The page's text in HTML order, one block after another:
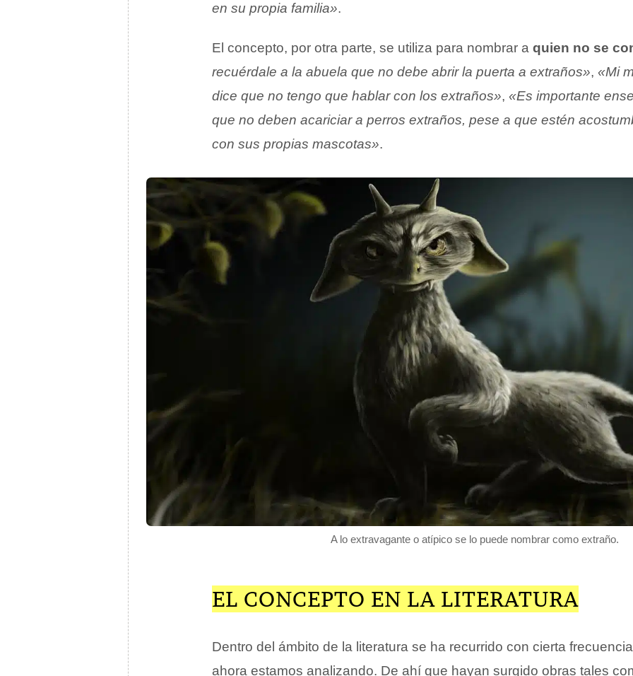
en su propia familia».
El concepto, por otra parte, se utiliza para nombrar a quien no se
recuérdale a la abuela que no debe abrir la puerta a extraños», «Mi
dice que no tengo que hablar con los extraños», «Es importante
que no deben acariciar a perros extraños, pese a que estén
con sus propias mascotas».
A lo extravagante o atípico se lo puede nombrar como extraño.
EL CONCEPTO EN LA LITERATURA
Dentro del ámbito de la literatura se ha recurrido con cierta
ahora estamos analizando. De ahí que hayan surgido obras tales